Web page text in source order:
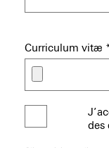
Curriculum vitæ
des